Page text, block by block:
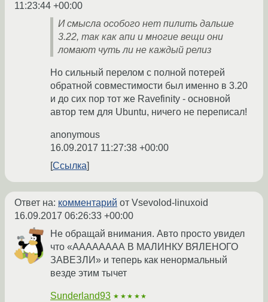
11:23:44 +00:00
И смысла особого нет пилить дальше
3.22, так как апи и многие вещи они
ломают чуть ли не каждый релиз
Но сильный перелом с полной потерей
обратной совместимости был именно в 3.20
и до сих пор тот же Ravefinity - основной
автор тем для Ubuntu, ничего не переписал!
anonymous
16.09.2017 11:27:38 +00:00
Ссылка
Ответ на: комментарий от Vsevolod-linuxoid
16.09.2017 06:26:33 +00:00
Не обращай внимания. Авто просто увидел
что «АААААААА В МАЛИНКУ ВЯЛЕНОГО
ЗАВЕЗЛИ» и теперь как ненормальный
везде этим тычет
Sunderland93 ★★★★★